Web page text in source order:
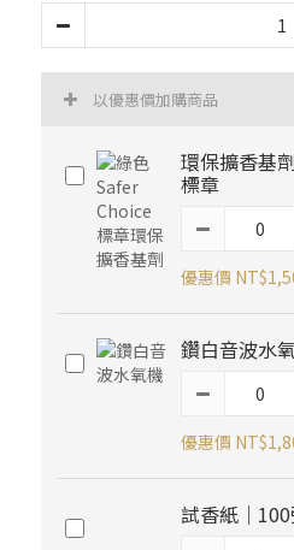
以優惠價加購商品
環保擴香基
標章
優惠價
鑽白音波水
優惠價
試香紙｜